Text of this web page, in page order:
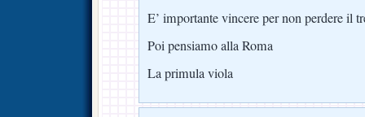
E’ importante vincere per non perdere il
Poi pensiamo alla Roma
La primula viola